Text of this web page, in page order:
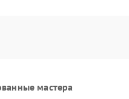
мастера